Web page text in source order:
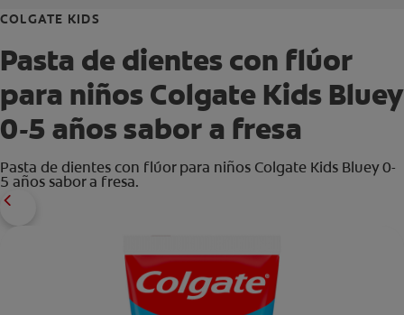
COLGATE KIDS
Pasta de dientes con flúor
para niños Colgate Kids Bluey
0-5 años sabor a fresa
Pasta de dientes con flúor para niños Colgate Kids Bluey 0-
5 años sabor a fresa.